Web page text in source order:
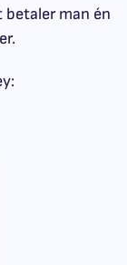
betaler man én